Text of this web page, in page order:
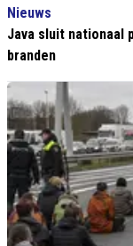
Nieuws
Java sluit nationaal
branden